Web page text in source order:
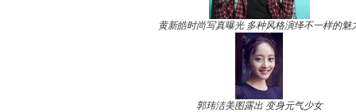
黄新皓时尚写真曝光 多种风格演绎不一样的魅
郭玮洁美图露出 变身元气少女